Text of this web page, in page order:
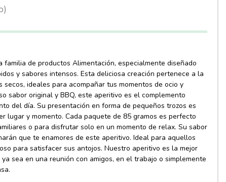
de productos Alimentación, especialmente diseñado
y sabores intensos. Esta deliciosa creación pertenece a la
ideales para acompañar tus momentos de ocio y
sabor original y BBQ, este aperitivo es el complemento
del día. Su presentación en forma de pequeños trozos es
lugar y momento. Cada paquete de 85 gramos es perfecto
o para disfrutar solo en un momento de relax. Su sabor
que te enamores de este aperitivo. Ideal para aquellos
para satisfacer sus antojos. Nuestro aperitivo es la mejor
sea en una reunión con amigos, en el trabajo o simplemente